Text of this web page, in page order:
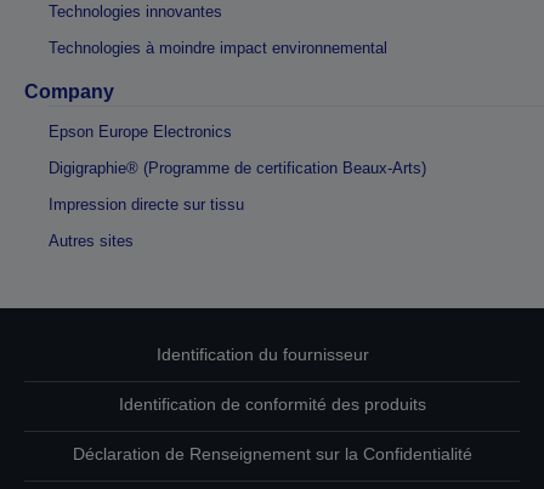
Technologies innovantes
Technologies à moindre impact environnemental
Company
Epson Europe Electronics
Digigraphie® (Programme de certification Beaux-Arts)
Impression directe sur tissu
Autres sites
Identification du fournisseur
Identification de conformité des produits
Déclaration de Renseignement sur la Confidentialité